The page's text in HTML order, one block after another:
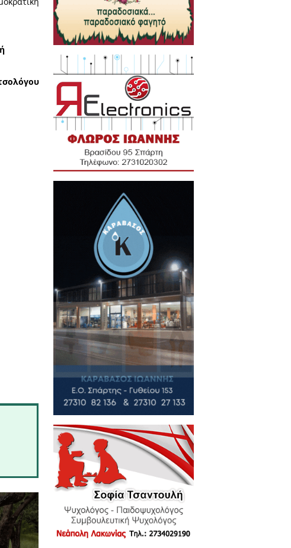
αγελάδες και τα κοτόπουλα, ενώ
στο νομό μας και μας
μέσα από τις ταινίες και εμείς
ο κτηνοτρόφος είναι
και υπάρχει ενδιαφέρον για
τις ασθένειες των ζώων στη
λίγο καιρό 5 χλμ. έξω από την
γρίπη των πτηνών δεν προσβάλει
κλπ, πουλιά τα οποία
ΠΑΣΟΚ, απάντησε σε ερωτήσεις
Γρηγοράκου στη Δημοκρατική
στην παρακάτω εκπομπή
Παναγάκου, Γκορτσολόγου